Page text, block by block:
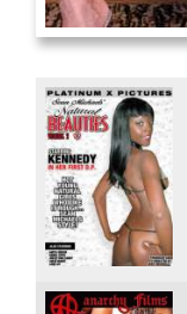
Internal Explosionen